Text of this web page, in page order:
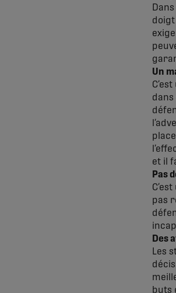
doigt
Un
dans
et il
Pas
pas
Des
Les
buts